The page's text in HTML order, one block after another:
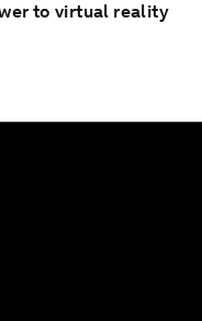
to virtual reality